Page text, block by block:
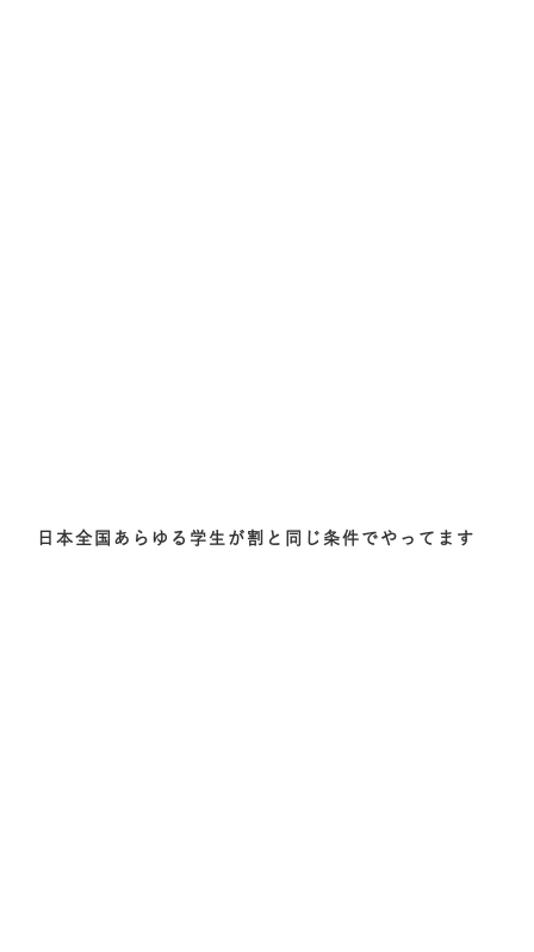
日本全国あらゆる学生が割と同じ条件でやってます